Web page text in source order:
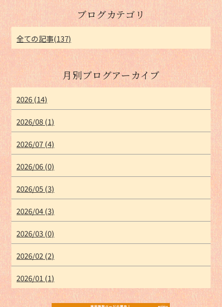
ブログカテゴリ
全ての記事(137)
月別ブログアーカイブ
2026 (14)
2026/08 (1)
2026/07 (4)
2026/06 (0)
2026/05 (3)
2026/04 (3)
2026/03 (0)
2026/02 (2)
2026/01 (1)